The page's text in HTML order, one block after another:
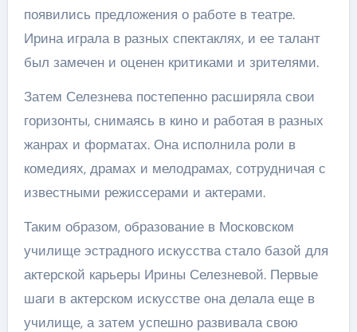
появились предложения о работе в театре.
Ирина играла в разных спектаклях, и ее талант
был замечен и оценен критиками и зрителями.
Затем Селезнева постепенно расширяла свои
горизонты, снимаясь в кино и работая в разных
жанрах и форматах. Она исполнила роли в
комедиях, драмах и мелодрамах, сотрудничая с
известными режиссерами и актерами.
Таким образом, образование в Московском
училище эстрадного искусства стало базой для
актерской карьеры Ирины Селезневой. Первые
шаги в актерском искусстве она делала еще в
училище, а затем успешно развивала свою